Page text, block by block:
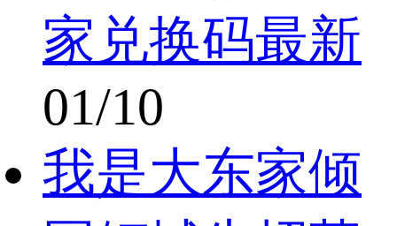
家兑换码最新
01/10
我是大东家倾